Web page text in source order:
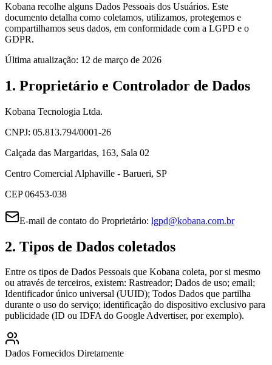
Kobana recolhe alguns Dados Pessoais dos Usuários. Este
documento detalha como coletamos, utilizamos, protegemos e
compartilhamos seus dados, em conformidade com a LGPD e o
GDPR.
Última atualização: 12 de março de 2026
1. Proprietário e Controlador de Dados
Kobana Tecnologia Ltda.
CNPJ: 05.813.794/0001-26
Calçada das Margaridas, 163, Sala 02
Centro Comercial Alphaville - Barueri, SP
CEP 06453-038
E-mail de contato do Proprietário: lgpd@kobana.com.br
2. Tipos de Dados coletados
Entre os tipos de Dados Pessoais que Kobana coleta, por si mesmo
ou através de terceiros, existem: Rastreador; Dados de uso; email;
Identificador único universal (UUID); Todos Dados que partilha
durante o uso do serviço; identificação do dispositivo exclusivo para
publicidade (ID ou IDFA do Google Advertiser, por exemplo).
Dados Fornecidos Diretamente